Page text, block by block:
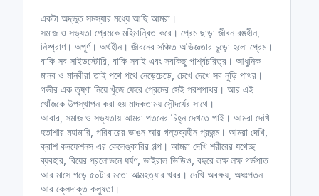
s
l
l
s
e
n
একটা অদ্ভুত সমস্যার মধ্যে আছি আমরা।
সমাজ ও সভ্যতা প্রেমকে মহিমান্বিত করে। প্রেম ছাড়া জীবন রঙহীন,
নিষ্প্রাণ। অপূর্ণ। অর্থহীন। জীবনের সঞ্চিত অভিজ্ঞতার চূড়ো হলো প্রেম।
বাকি সব সাইডস্টোরি, বাকি সবাই এবং সবকিছু পার্শ্বচরিত্র। আধুনিক
মানব ও মানবীরা তাই পথে পথে নেড়েচেড়ে, চেখে দেখে সব নুড়ি পাথর।
গভীর এক তৃষ্ণা নিয়ে খুঁজে ফেরে প্রেমের সেই পরশপাথর। আর এই
খোঁজকে উপস্থাপন করা হয় মাদকতাময় সৌন্দর্যের সাথে।
আবার, সমাজ ও সভ্যতায় আমরা পতনের চিহ্ন দেখতে পাই। আমরা দেখি
হতাশার মহামারি, পরিবারের ভাঙন আর গন্তব্যহীন প্রজন্ম। আমরা দেখি,
ক্রাশ কনফেশনস এর কেলেঙ্কারির গল্প। আমরা দেখি শরীরের যথেচ্ছ
ব্যবহার, বিয়ের প্রলোভনে ধর্ষণ, ভাইরাল ভিডিও, বছরে লক্ষ লক্ষ গর্ভপাত
আর মাসে গড়ে ৫০টার মতো আত্মহত্যার খবর। দেখি অবক্ষয়, অধঃপতন
আর ক্লেদাক্ত কলুষতা।